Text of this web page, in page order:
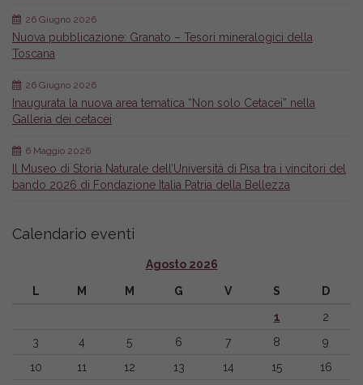
Nuova pubblicazione: Granato – Tesori mineralogici della
Toscana
26 Giugno 2026
Inaugurata la nuova area tematica “Non solo Cetacei” nella
Galleria dei cetacei
26 Giugno 2026
Il Museo di Storia Naturale dell’Università di Pisa tra i vincitori del
bando 2026 di Fondazione Italia Patria della Bellezza
6 Maggio 2026
Calendario eventi
Agosto 2026
L M M G V S D
1
2
3
4 5 6 7 8
9
10
11 12 13 14 15
16